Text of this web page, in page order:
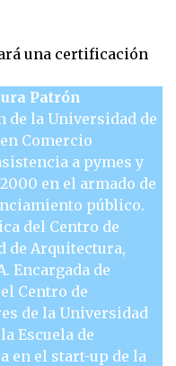
una certificación
Patrón
la Universidad de
Comercio
a pymes y
en el armado de
público.
del Centro de
de Arquitectura,
Encargada de
Centro de
de la Universidad
Escuela de
en el start-up de la